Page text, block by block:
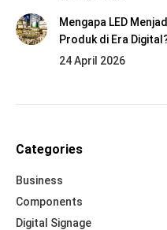
Mengapa LED
Produk di Era
24 April 2026
Categories
Business
Components
Digital Signage